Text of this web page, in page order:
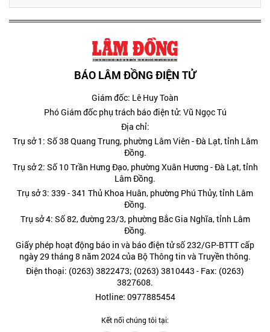
BÁO LÂM ĐỒNG ĐIỆN TỬ
Giám đốc: Lê Huy Toàn
Phó Giám đốc phụ trách báo điện tử: Vũ Ngọc Tú
Địa chỉ:
Trụ sở 1: Số 38 Quang Trung, phường Lâm Viên - Đà Lạt, tỉnh Lâm
Đồng.
Trụ sở 2: Số 10 Trần Hưng Đạo, phường Xuân Hương - Đà Lạt, tỉnh
Lâm Đồng.
Trụ sở 3: 339 - 341 Thủ Khoa Huân, phường Phú Thủy, tỉnh Lâm
Đồng.
Trụ sở 4: Số 82, đường 23/3, phường Bắc Gia Nghĩa, tỉnh Lâm
Đồng.
Giấy phép hoạt động báo in và báo điện tử số 232/GP-BTTT cấp
ngày 29 tháng 8 năm 2024 của Bộ Thông tin và Truyền thông.
Điện thoại: (0263) 3822473; (0263) 3810443 - Fax: (0263)
3827608.
Hotline: 0977885454
Kết nối chúng tôi tại: